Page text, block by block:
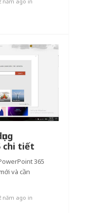
chi tiết
365
và cần
năm ago in